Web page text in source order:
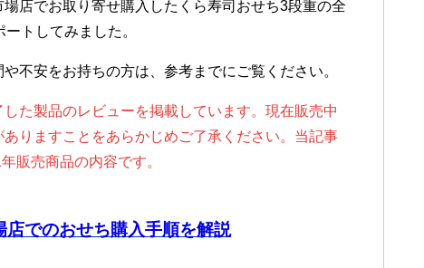
店でお取り寄せ購入したくら寿司おせち3段重の全
トしてみました。
不安をお持ちの方は、参考までにご覧ください。
た製品のレビューを掲載しています。現在販売中
りますことをあらかじめご了承ください。当記事
販売商品の内容です。
店でのおせち購入手順を解説